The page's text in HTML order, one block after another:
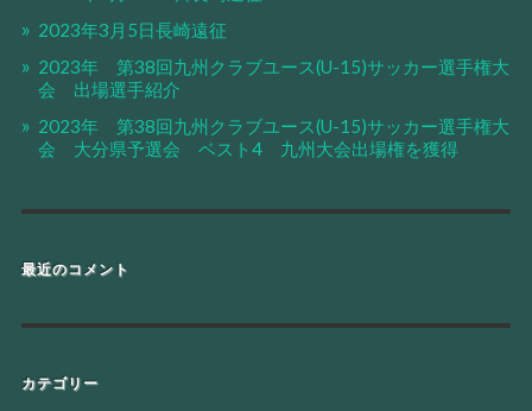
2023年3月5日長崎遠征
2023年 第38回九州クラブユース(U-15)サッカー選手権大
会 出場選手紹介
2023年 第38回九州クラブユース(U-15)サッカー選手権大
会 大分県予選会 ベスト4 九州大会出場権を獲得
最近のコメント
カテゴリー